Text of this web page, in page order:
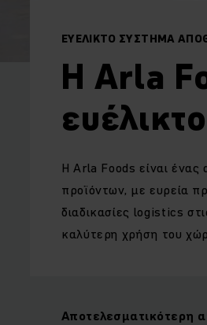
ΕΥΕΛΙΚΤΟ ΣΥΣΤΗΜΑ
Η Arla
Η Arla Foods είναι
προϊόντων, με ευρεία
διαδικασίες logistics
καλύτερη χρήση του
Αποτελεσματικότερη